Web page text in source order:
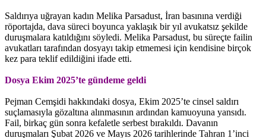
Saldırıya uğrayan kadın Melika Parsadust, İran basınına verdiği
röportajda, dava süreci boyunca yaklaşık bir yıl avukatsız şekilde
duruşmalara katıldığını söyledi. Melika Parsadust, bu süreçte failin
avukatları tarafından dosyayı takip etmemesi için kendisine birçok
kez para teklif edildiğini ifade etti.
Dosya Ekim 2025’te gündeme geldi
Pejman Cemşidi hakkındaki dosya, Ekim 2025’te cinsel saldırı
suçlamasıyla gözaltına alınmasının ardından kamuoyuna yansıdı.
Fail, birkaç gün sonra kefaletle serbest bırakıldı. Davanın
duruşmaları Şubat 2026 ve Mayıs 2026 tarihlerinde Tahran 1’inci